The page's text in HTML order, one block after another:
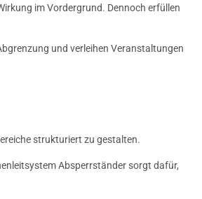
im Vordergrund. Dennoch erfüllen
und verleihen Veranstaltungen
strukturiert zu gestalten.
Absperrständer sorgt dafür,